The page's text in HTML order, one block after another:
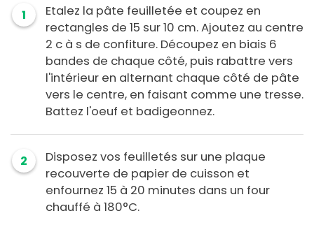
1
Etalez la pâte feuilletée et coupez en
rectangles de 15 sur 10 cm. Ajoutez au centre
2 c à s de confiture. Découpez en biais 6
bandes de chaque côté, puis rabattre vers
l'intérieur en alternant chaque côté de pâte
vers le centre, en faisant comme une tresse.
Battez l'oeuf et badigeonnez.
2
Disposez vos feuilletés sur une plaque
recouverte de papier de cuisson et
enfournez 15 à 20 minutes dans un four
chauffé à 180°C.